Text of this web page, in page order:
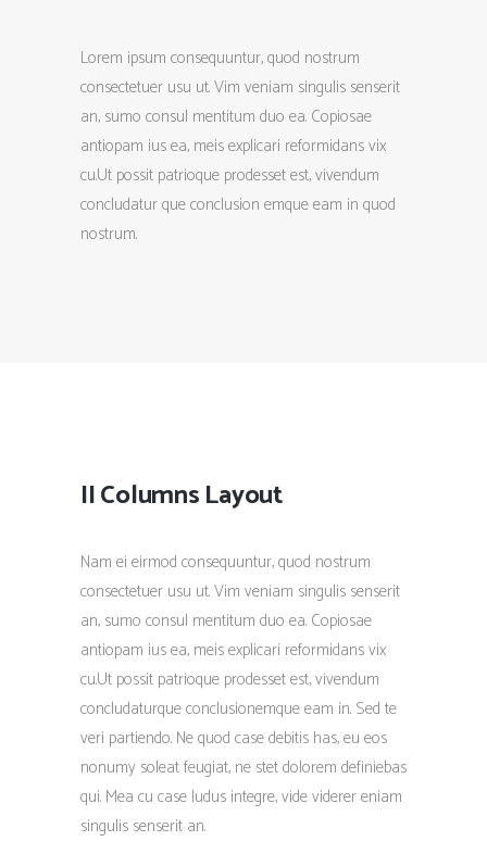
Lorem ipsum consequuntur, quod nostrum
consectetuer usu ut. Vim veniam singulis senserit
an, sumo consul mentitum duo ea. Copiosae
antiopam ius ea, meis explicari reformidans vix
cu.Ut possit patrioque prodesset est, vivendum
concludatur que conclusion emque eam in quod
nostrum.
II Columns Layout
Nam ei eirmod consequuntur, quod nostrum
consectetuer usu ut. Vim veniam singulis senserit
an, sumo consul mentitum duo ea. Copiosae
antiopam ius ea, meis explicari reformidans vix
cu.Ut possit patrioque prodesset est, vivendum
concludaturque conclusionemque eam in. Sed te
veri partiendo. Ne quod case debitis has, eu eos
nonumy soleat feugiat, ne stet dolorem definiebas
qui. Mea cu case ludus integre, vide viderer eniam
singulis senserit an.